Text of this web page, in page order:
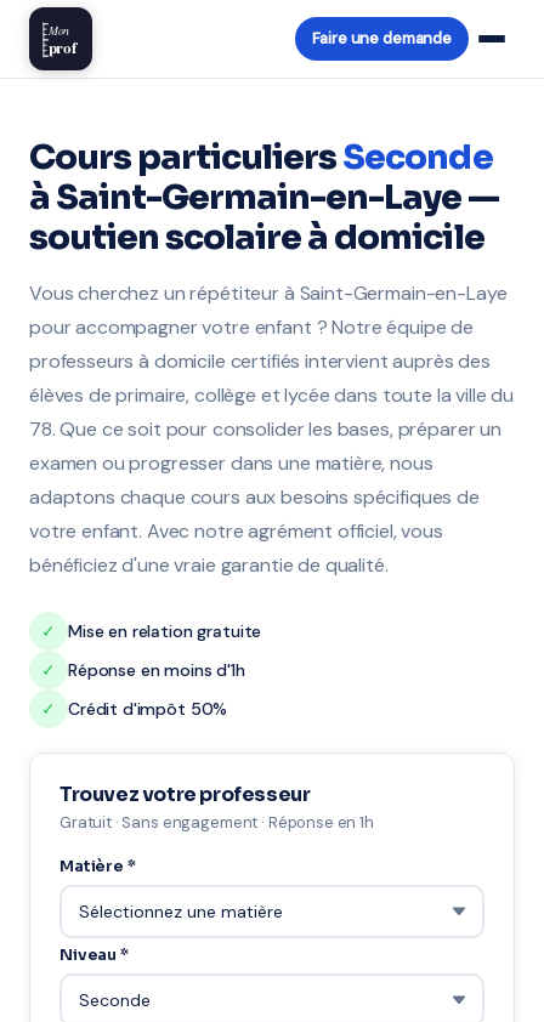
Mon
prof Faire une demande
Cours particuliersSeconde
à Saint-Germain-en-Laye —
soutien scolaire à domicile
Vous cherchez un répétiteur à Saint-Germain-en-Laye
pour accompagner votre enfant ? Notre équipe de
professeurs à domicile certifiés intervient auprès des
élèves de primaire, collège et lycée dans toute la ville du
78. Que ce soit pour consolider les bases, préparer un
examen ou progresser dans une matière, nous
adaptons chaque cours aux besoins spécifiques de
votre enfant. Avec notre agrément officiel, vous
bénéficiez d'une vraie garantie de qualité.
✓
Mise en relation gratuite
✓
Réponse en moins d'1h
✓
Crédit d'impôt 50%
Trouvez votre professeur
Gratuit · Sans engagement · Réponse en 1h
Matière *
Niveau *